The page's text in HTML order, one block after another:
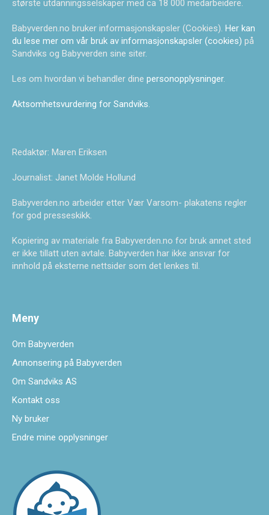
største utdanningsselskaper med ca 18 000 medarbeidere.
Babyverden.no bruker informasjonskapsler (Cookies). Her kan
du lese mer om vår bruk av informasjonskapsler (cookies) på
Sandviks og Babyverden sine siter.
Les om hvordan vi behandler dine personopplysninger.
Aktsomhetsvurdering for Sandviks.
Redaktør: Maren Eriksen
Journalist: Janet Molde Hollund
Babyverden.no arbeider etter Vær Varsom- plakatens regler
for god presseskikk.
Kopiering av materiale fra Babyverden.no for bruk annet sted
er ikke tillatt uten avtale. Babyverden har ikke ansvar for
innhold på eksterne nettsider som det lenkes til.
Meny
Om Babyverden
Annonsering på Babyverden
Om Sandviks AS
Kontakt oss
Ny bruker
Endre mine opplysninger